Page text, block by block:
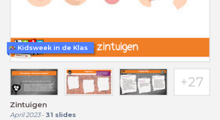
Zintuigen
April 2023- 31 slides
Kidsweek in de Klas